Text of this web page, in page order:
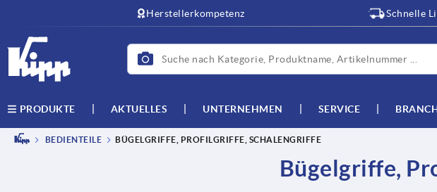
Herstellerkompetenz Schnelle
PRODUKTE AKTUELLES UNTERNEHMEN SERVICE
BEDIENTEILE BÜGELGRIFFE, PROFILGRIFFE, SCHALENGRIFFE
Bügelgriffe,